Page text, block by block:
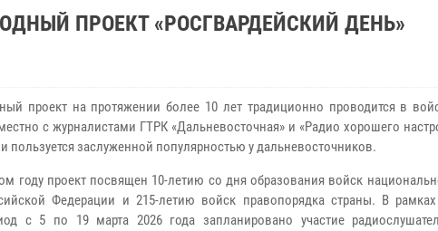
ПРОЕКТ «РОСГВАРДЕЙСКИЙ ДЕНЬ»
проект на протяжении более 10 лет традиционно проводится в
с журналистами ГТРК «Дальневосточная» и «Радио хорошего
и пользуется заслуженной популярностью у дальневосточников.
году проект посвящен 10-летию со дня образования войск
Федерации и 215-летию войск правопорядка страны. В
с 5 по 19 марта 2026 года запланировано участие